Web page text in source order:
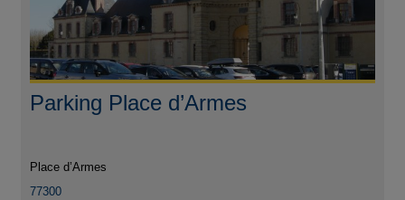
Parking Place d’Armes
Place d’Armes
77300